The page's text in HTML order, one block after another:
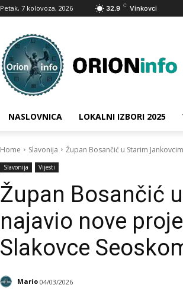
Petak, 7 kolovoza, 2026 32.9 C Vinkovci
NASLOVNICA LOKALNI IZBORI 2025
Home Slavonija Župan Bosančić u Starim
Slavonija Vijesti
Župan Bosančić
najavio nove
Slakovce
Mario 04/03/2026